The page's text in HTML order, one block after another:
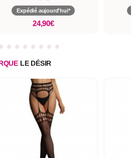
Expédié aujourd'hui*
24,90€
LE DÉSIR